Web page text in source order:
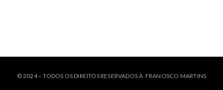
© 2024 – TODOS OS DIREITOS RESERVADOS À FRANCISCO MARTINS